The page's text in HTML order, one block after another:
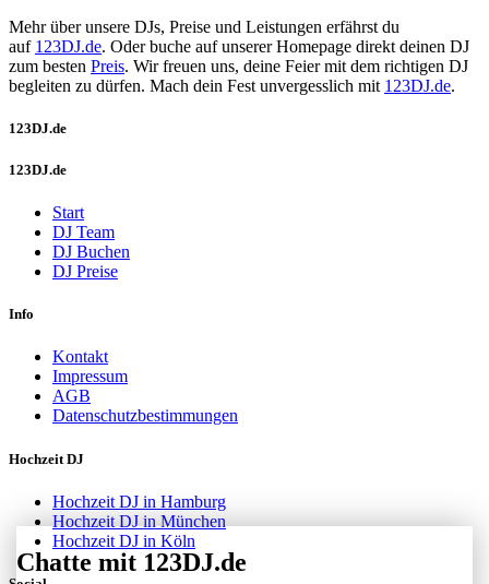
Mehr über unsere DJs, Preise und Leistungen erfährst du
auf 123DJ.de. Oder buche auf unserer Homepage direkt deinen DJ
zum besten Preis. Wir freuen uns, deine Feier mit dem richtigen DJ
begleiten zu dürfen. Mach dein Fest unvergesslich mit 123DJ.de.
123DJ.de
123DJ.de
Start
DJ Team
DJ Buchen
DJ Preise
Info
Kontakt
Impressum
AGB
Datenschutzbestimmungen
Hochzeit DJ
Hochzeit DJ in Hamburg
Hochzeit DJ in München
Hochzeit DJ in Köln
Chatte mit 123DJ.de